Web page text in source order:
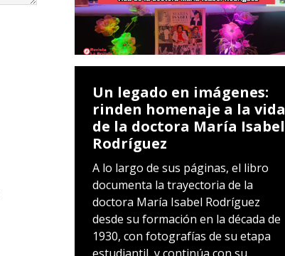
Un legado en imágenes:
rinden homenaje a la vida
de la doctora María Isabel
Rodríguez
A lo largo de sus páginas, el libro
documenta la trayectoria de la
doctora María Isabel Rodríguez
desde su formación en la década de
1930, con fotografías de su etapa